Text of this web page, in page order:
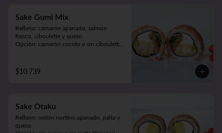
Sake Gumi Mix
Relleno: camarón apanado, salmón
fresco, ciboulette y queso.
Opción: camarón cocido o sin ciboulette
$10.739
Sake Otaku
Relleno: ostión nortino apanado, palta y
queso.